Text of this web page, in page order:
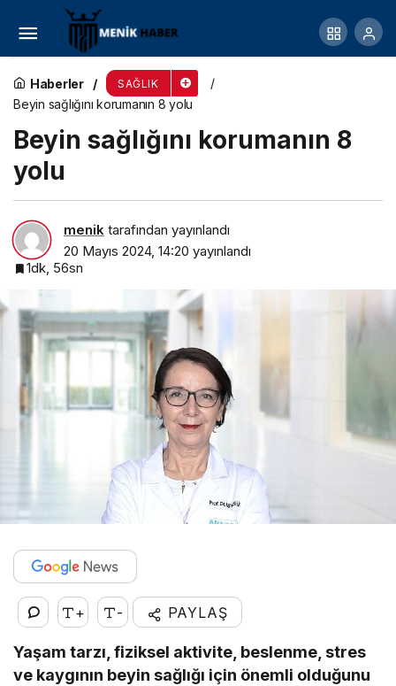
Haberler SAĞLIK
Beyin sağlığını korumanın 8 yolu
Beyin sağlığını korumanın 8
yolu
menik tarafından yayınlandı
20 Mayıs 2024, 14:20 yayınlandı
1dk, 56sn
+ - PAYLAŞ
Yaşam tarzı, fiziksel aktivite, beslenme, stres
ve kaygının beyin sağlığı için önemli olduğunu
Tatlı Krizini Yenmenin 8 Püf Noktası!